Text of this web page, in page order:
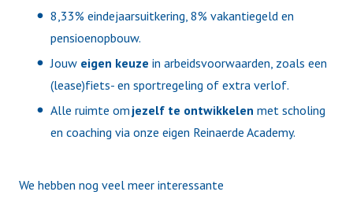
8,33% eindejaarsuitkering, 8% vakantiegeld en
pensioenopbouw.
Jouw eigen keuze in arbeidsvoorwaarden, zoals een
(lease)fiets- en sportregeling of extra verlof.
Alle ruimte om jezelf te ontwikkelen met scholing
en coaching via onze eigen Reinaerde Academy.
We hebben nog veel meer interessante